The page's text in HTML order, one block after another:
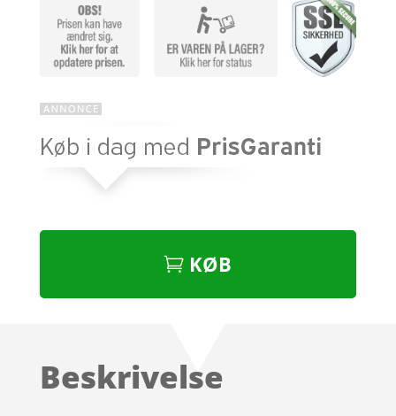
KØB
Beskrivelse